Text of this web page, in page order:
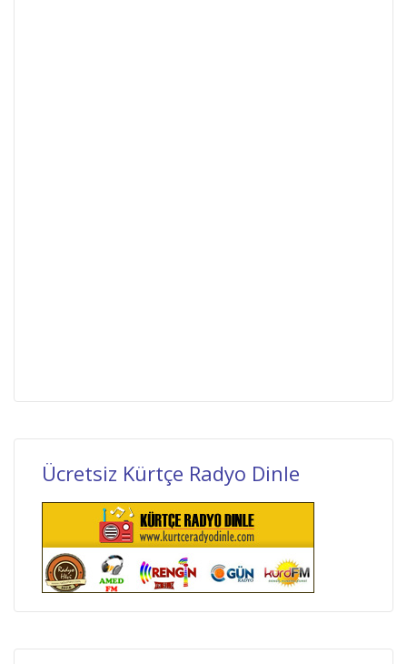
Ücretsiz Kürtçe Radyo Dinle